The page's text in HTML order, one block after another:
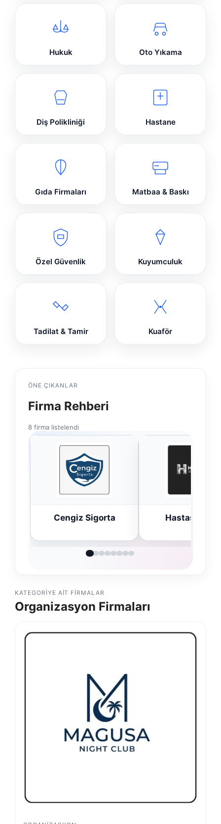
Hukuk Oto Yıkama
Diş Polikliniği Hastane
Gıda Firmaları Matbaa & Baskı
Özel Güvenlik Kuyumculuk
Tadilat & Tamir Kuaför
ÖNE ÇIKANLAR
Firma Rehberi
8 firma listelendi
Hastaş Beton
Bulkoon
KATEGORIYE AIT FIRMALAR
Organizasyon Firmaları